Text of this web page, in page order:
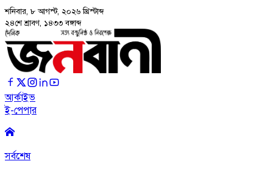
শনিবার, ৮ আগস্ট, ২০২৬ খ্রিস্টাব্দ
২৪শে শ্রাবণ, ১৪৩৩ বঙ্গাব্দ
আর্কাইভ
ই-পেপার
সর্বশেষ